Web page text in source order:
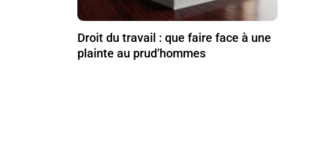
Droit du travail : que faire face à une
plainte au prud’hommes